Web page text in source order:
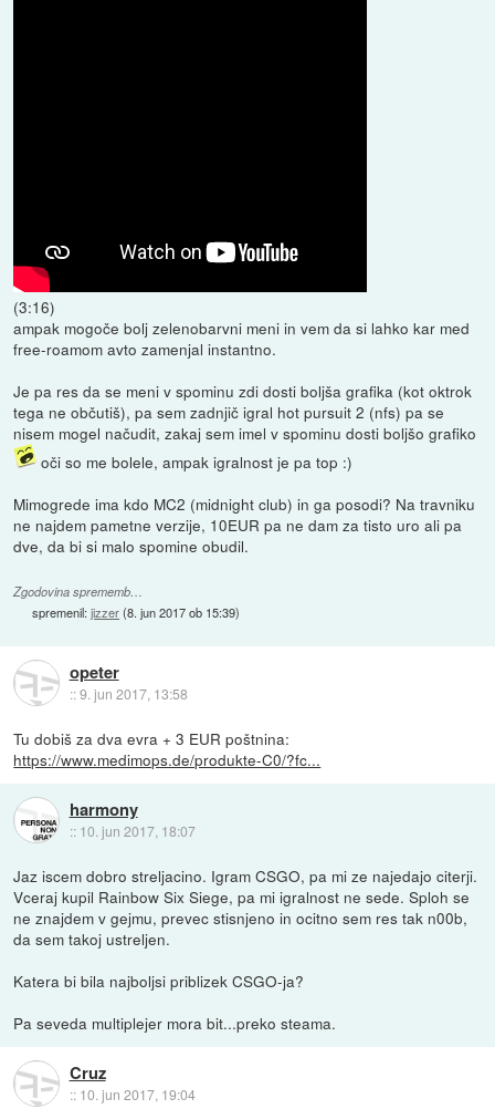
(3:16)
ampak mogoče bolj zelenobarvni meni in vem da si lahko kar med
free-roamom avto zamenjal instantno.
Je pa res da se meni v spominu zdi dosti boljša grafika (kot oktrok
tega ne občutiš), pa sem zadnjič igral hot pursuit 2 (nfs) pa se
nisem mogel načudit, zakaj sem imel v spominu dosti boljšo grafiko
oči so me bolele, ampak igralnost je pa top :)
Mimogrede ima kdo MC2 (midnight club) in ga posodi? Na travniku
ne najdem pametne verzije, 10EUR pa ne dam za tisto uro ali pa
dve, da bi si malo spomine obudil.
Zgodovina sprememb…
spremenil:jizzer(8. jun 2017 ob 15:39)
opeter
::9. jun 2017, 13:58
Tu dobiš za dva evra + 3 EUR poštnina:
https://www.medimops.de/produkte-C0/?fc...
harmony
:: 10. jun 2017, 18:07
Jaz iscem dobro streljacino. Igram CSGO, pa mi ze najedajo citerji.
Vceraj kupil Rainbow Six Siege, pa mi igralnost ne sede. Sploh se
ne znajdem v gejmu, prevec stisnjeno in ocitno sem res tak n00b,
da sem takoj ustreljen.
Katera bi bila najboljsi priblizek CSGO-ja?
Pa seveda multiplejer mora bit...preko steama.
Cruz
:: 10. jun 2017, 19:04